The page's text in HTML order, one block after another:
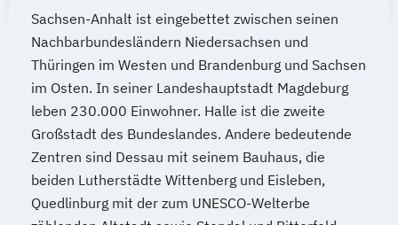
Online Marketing
Personalentwicklung
Personalmanagement
Personalmanagement (DE/EN) Pflege
Pflegemanagement Pflegepädagogik
Physiotherapie
Product Management (DE/EN)
Sachsen-Anhalt ist eingebettet zwischen seinen
Nachbarbundesländern Niedersachsen und
Thüringen im Westen und Brandenburg und Sachsen
im Osten. In seiner Landeshauptstadt Magdeburg
leben 230.000 Einwohner. Halle ist die zweite
Großstadt des Bundeslandes. Andere bedeutende
Zentren sind Dessau mit seinem Bauhaus, die
beiden Lutherstädte Wittenberg und Eisleben,
Quedlinburg mit der zum UNESCO-Welterbe